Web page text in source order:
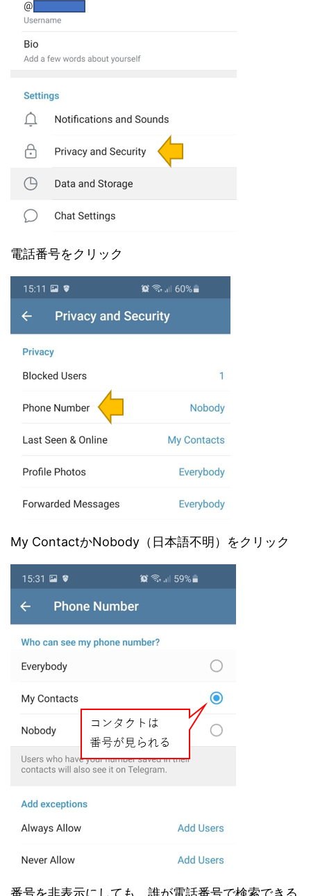
電話番号をクリック
My ContactかNobody（日本語不明）をクリック